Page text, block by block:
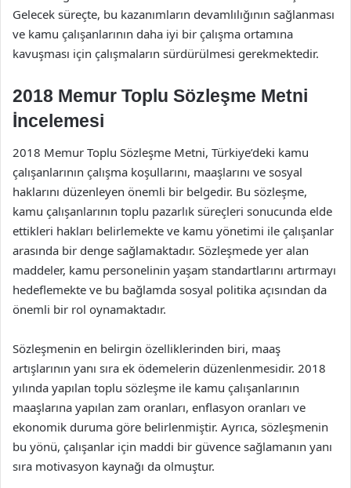
Gelecek süreçte, bu kazanımların devamlılığının sağlanması
ve kamu çalışanlarının daha iyi bir çalışma ortamına
kavuşması için çalışmaların sürdürülmesi gerekmektedir.
2018 Memur Toplu Sözleşme Metni
İncelemesi
2018 Memur Toplu Sözleşme Metni, Türkiye’deki kamu
çalışanlarının çalışma koşullarını, maaşlarını ve sosyal
haklarını düzenleyen önemli bir belgedir. Bu sözleşme,
kamu çalışanlarının toplu pazarlık süreçleri sonucunda elde
ettikleri hakları belirlemekte ve kamu yönetimi ile çalışanlar
arasında bir denge sağlamaktadır. Sözleşmede yer alan
maddeler, kamu personelinin yaşam standartlarını artırmayı
hedeflemekte ve bu bağlamda sosyal politika açısından da
önemli bir rol oynamaktadır.
Sözleşmenin en belirgin özelliklerinden biri, maaş
artışlarının yanı sıra ek ödemelerin düzenlenmesidir. 2018
yılında yapılan toplu sözleşme ile kamu çalışanlarının
maaşlarına yapılan zam oranları, enflasyon oranları ve
ekonomik duruma göre belirlenmiştir. Ayrıca, sözleşmenin
bu yönü, çalışanlar için maddi bir güvence sağlamanın yanı
sıra motivasyon kaynağı da olmuştur.